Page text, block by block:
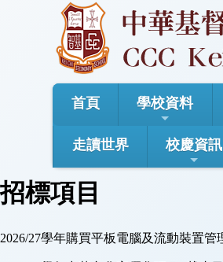
首頁 學校資料
走讀世界 校慶資訊
招標項目